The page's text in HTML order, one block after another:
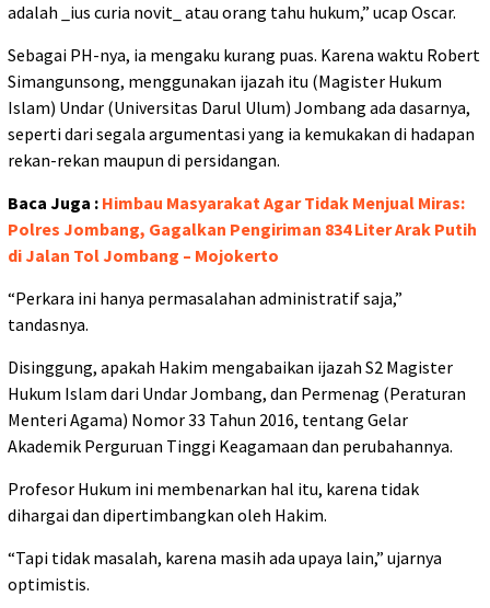
adalah _ius curia novit_ atau orang tahu hukum,” ucap Oscar.
Sebagai PH-nya, ia mengaku kurang puas. Karena waktu Robert
Simangunsong, menggunakan ijazah itu (Magister Hukum
Islam) Undar (Universitas Darul Ulum) Jombang ada dasarnya,
seperti dari segala argumentasi yang ia kemukakan di hadapan
rekan-rekan maupun di persidangan.
Baca Juga : Himbau Masyarakat Agar Tidak Menjual Miras:
Polres Jombang, Gagalkan Pengiriman 834 Liter Arak Putih
di Jalan Tol Jombang – Mojokerto
“Perkara ini hanya permasalahan administratif saja,”
tandasnya.
Disinggung, apakah Hakim mengabaikan ijazah S2 Magister
Hukum Islam dari Undar Jombang, dan Permenag (Peraturan
Menteri Agama) Nomor 33 Tahun 2016, tentang Gelar
Akademik Perguruan Tinggi Keagamaan dan perubahannya.
Profesor Hukum ini membenarkan hal itu, karena tidak
dihargai dan dipertimbangkan oleh Hakim.
“Tapi tidak masalah, karena masih ada upaya lain,” ujarnya
optimistis.